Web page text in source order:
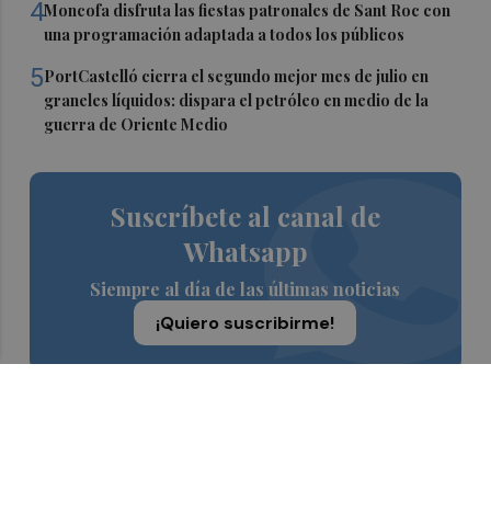
4Moncofa disfruta las fiestas patronales de Sant Roc con
una programación adaptada a todos los públicos
5PortCastelló cierra el segundo mejor mes de julio en
graneles líquidos: dispara el petróleo en medio de la
guerra de Oriente Medio
Suscríbete al canal de
Whatsapp
Siempre al día de las últimas noticias
¡Quiero suscribirme!